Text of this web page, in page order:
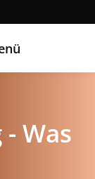
Was